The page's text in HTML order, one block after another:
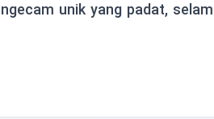
unik yang padat,